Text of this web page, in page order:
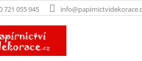
721 055 945